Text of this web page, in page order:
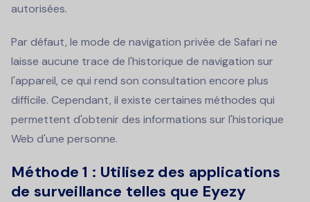
autorisées.
Par défaut, le mode de navigation privée de Safari ne
laisse aucune trace de l'historique de navigation sur
l'appareil, ce qui rend son consultation encore plus
difficile. Cependant, il existe certaines méthodes qui
permettent d'obtenir des informations sur l'historique
Web d'une personne.
Méthode 1 : Utilisez des applications
de surveillance telles que Eyezy